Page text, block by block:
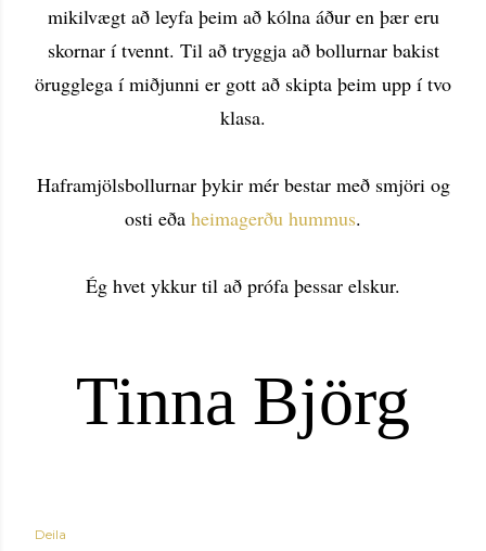
mikilvægt að leyfa þeim að kólna áður en þær eru
skornar í tvennt. Til að tryggja að bollurnar bakist
örugglega í miðjunni er gott að skipta þeim upp í tvo
klasa.
Haframjölsbollurnar þykir mér bestar með smjöri og
osti eða heimagerðu hummus.
Ég hvet ykkur til að prófa þessar elskur.
Tinna Björg
Deila